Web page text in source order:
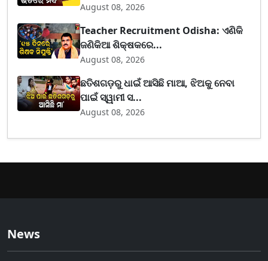
August 08, 2026
Teacher Recruitment Odisha: ଏଣିକି
ଜଣିକିଆ ଶିକ୍ଷକରେ...
August 08, 2026
ଛତିଶଗଡ଼ରୁ ଧାଇଁ ଆସିଛି ମାଆ, ଝିଅକୁ ନେବା
ପାଇଁ ସ୍ୱାମୀ ସ...
August 08, 2026
News